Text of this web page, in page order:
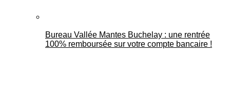
Bureau Vallée Mantes Buchelay : une rentrée
100% remboursée sur votre compte bancaire !